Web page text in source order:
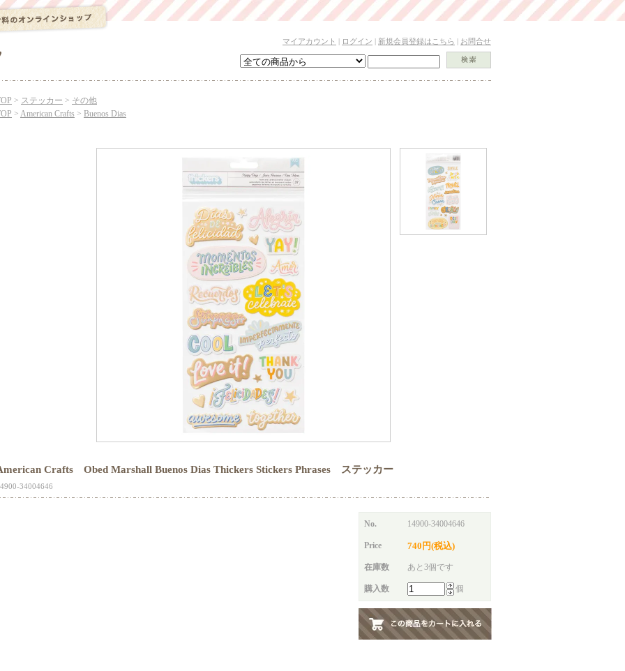
マイアカウント | ログイン | 新規会員登録はこちら | お問合せ
> ステッカー > その他
> American Crafts > Buenos Dias
Crafts Obed Marshall Buenos Dias Thickers Stickers Phrases ステッカー
34004646
No. 14900-34004646
Price 740円(税込)
在庫数 あと3個です
購入数 個